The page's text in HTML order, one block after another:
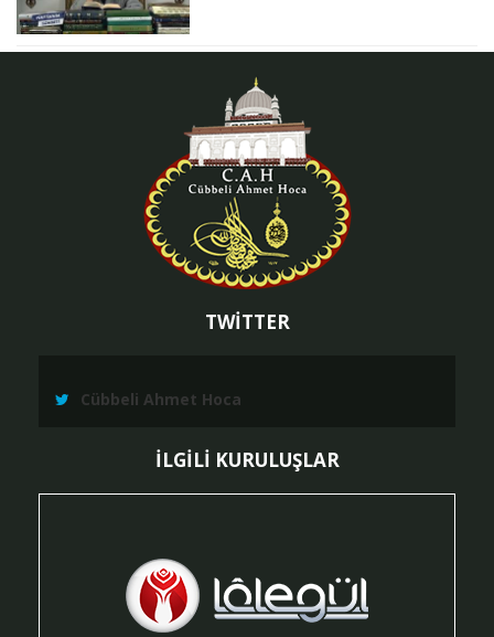
TWİTTER
Cübbeli Ahmet Hoca
İLGİLİ KURULUŞLAR